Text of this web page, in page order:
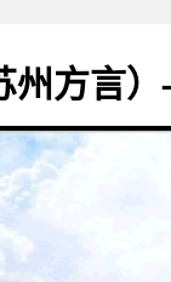
州方言